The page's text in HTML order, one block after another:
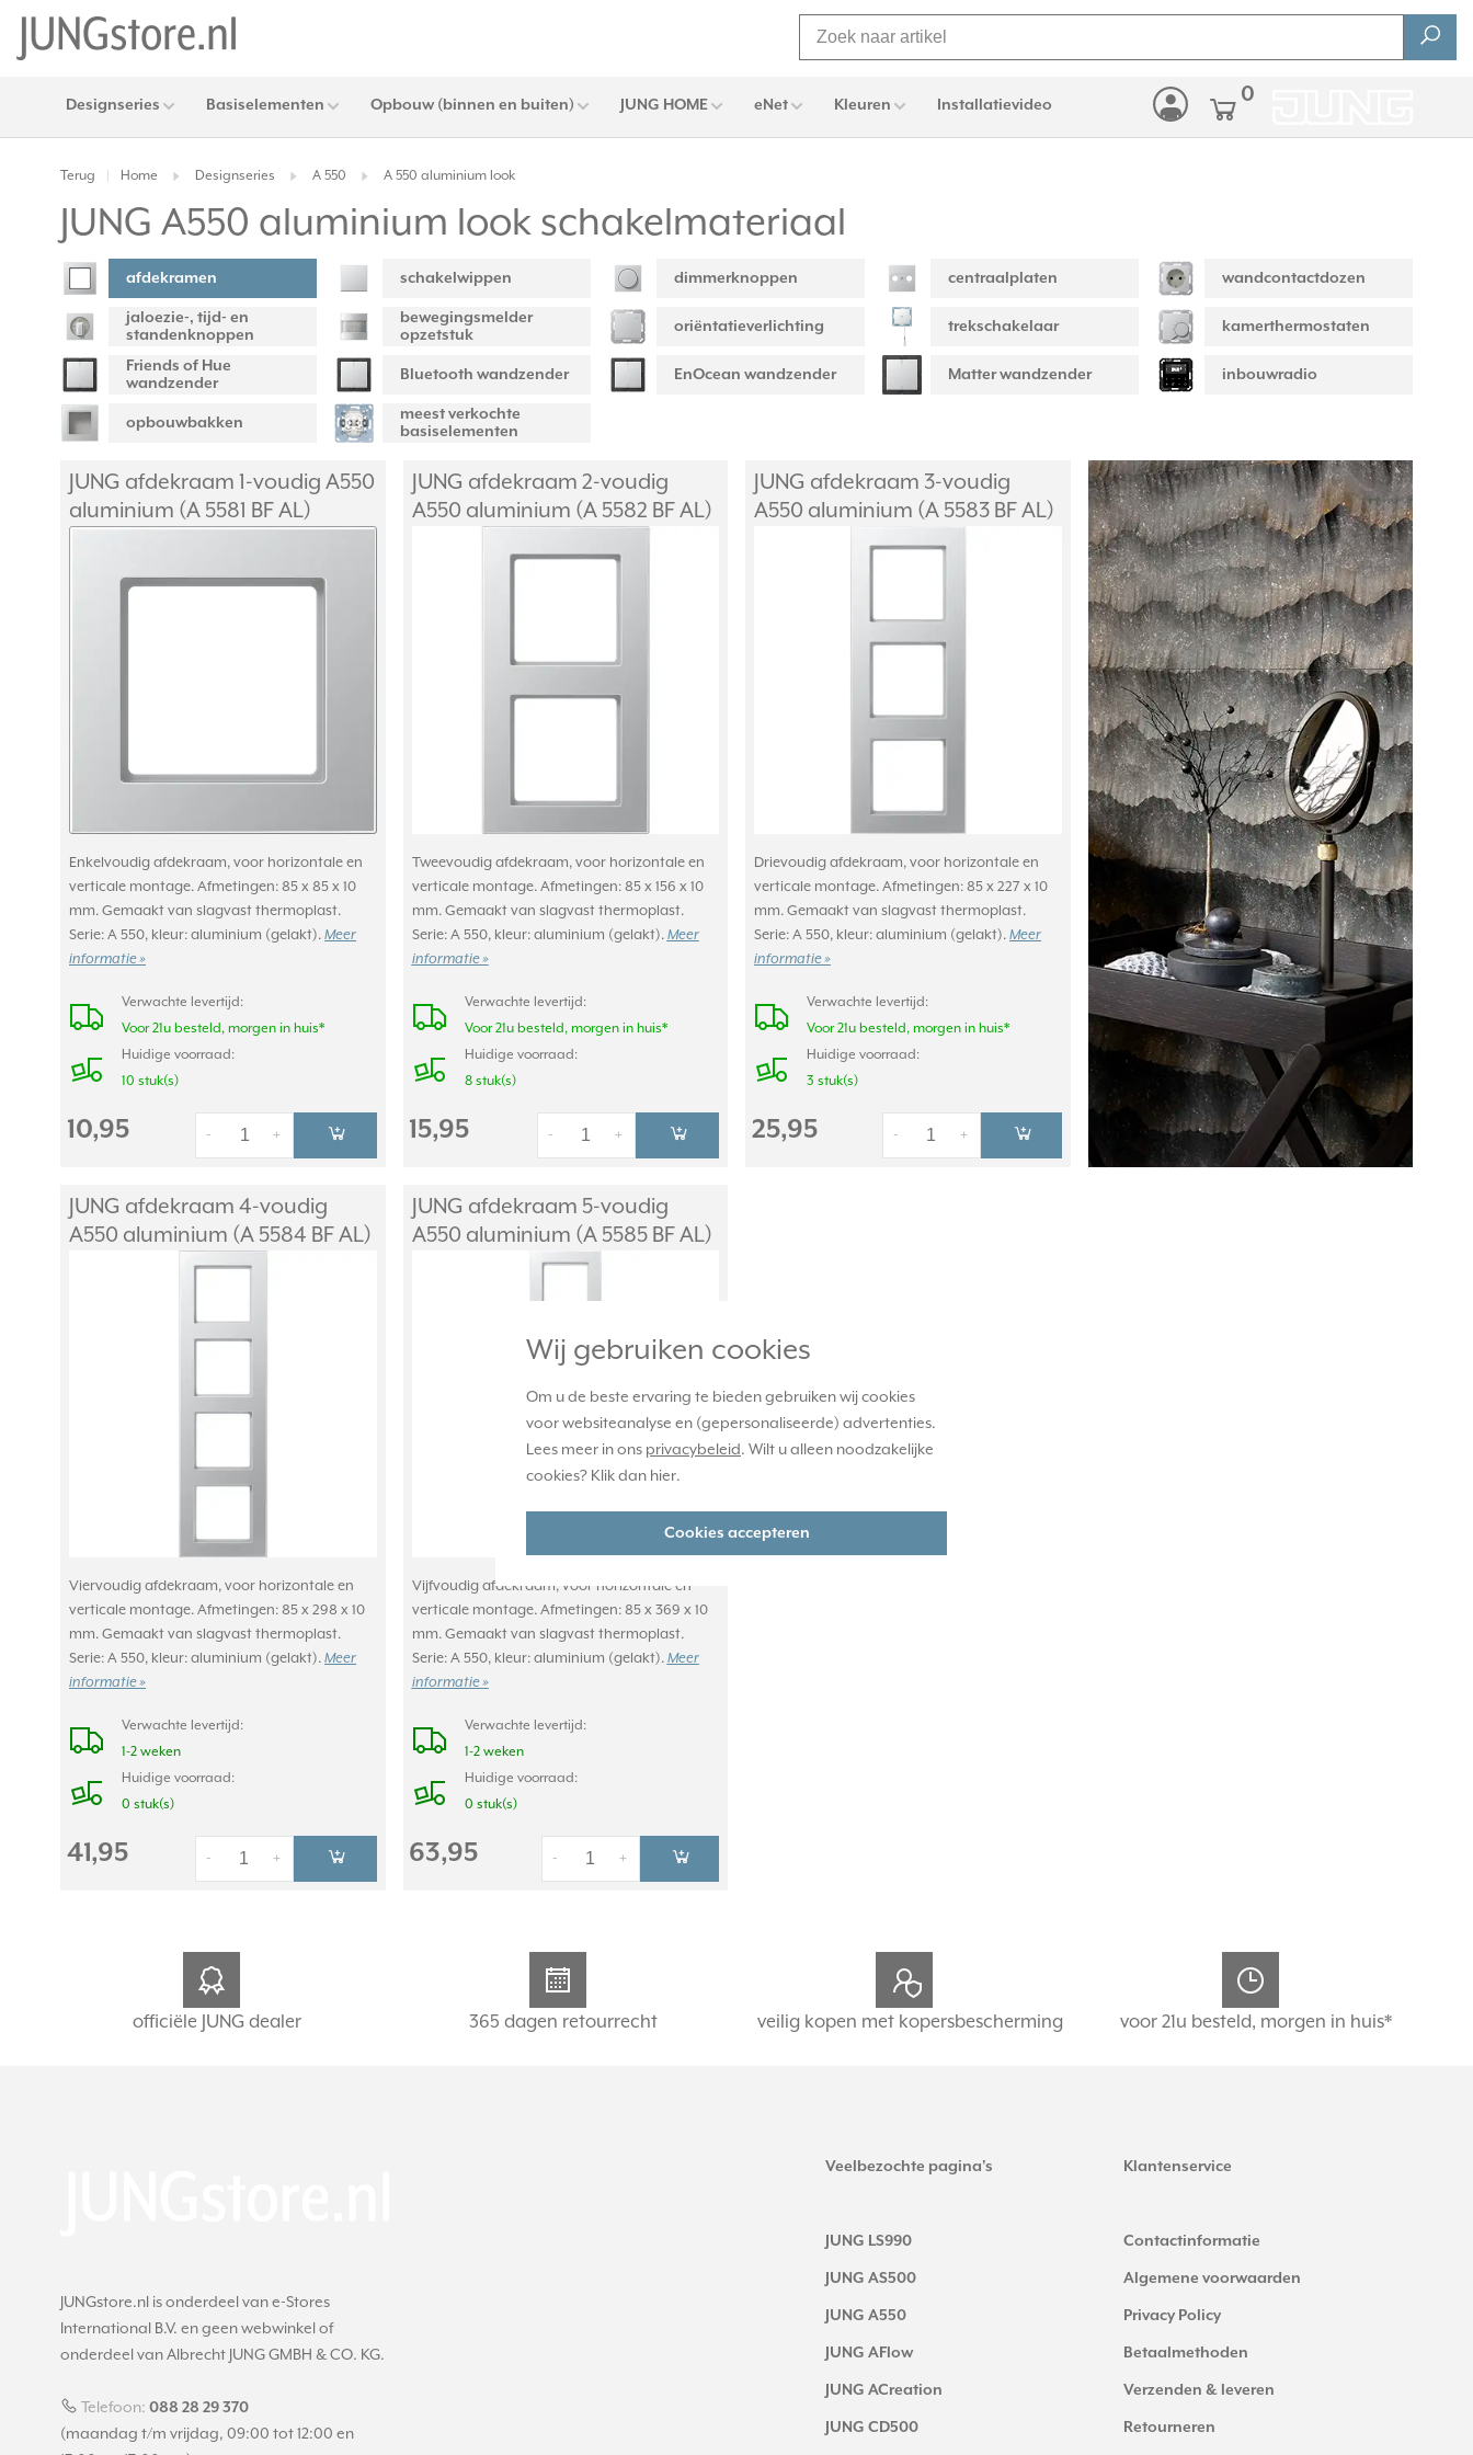
Wij gebruiken cookies
Om u de beste ervaring te bieden gebruiken wij cookies
voor websiteanalyse en (gepersonaliseerde) advertenties.
Lees meer in ons privacybeleid. Wilt u alleen noodzakelijke
cookies? Klik dan hier.
Cookies accepteren
Designseries Basiselementen Opbouw (binnen en buiten) JUNG HOME eNet Kleuren Installatievideo 0
Terug Home Designseries A 550 A 550 aluminium look
JUNG A550 aluminium look schakelmateriaal
afdekramen schakelwippen dimmerknoppen centraalplaten wandcontactdozen
jaloezie-, tijd- en
standenknoppen
bewegingsmelder
opzetstuk
oriëntatieverlichting trekschakelaar kamerthermostaten
Friends of Hue
wandzender
Bluetooth wandzender EnOcean wandzender Matter wandzender inbouwradio
opbouwbakken
meest verkochte
basiselementen
JUNG afdekraam 1-voudig A550
aluminium (A 5581 BF AL)
Enkelvoudig afdekraam, voor horizontale en
verticale montage. Afmetingen: 85 x 85 x 10
mm. Gemaakt van slagvast thermoplast.
Serie: A 550, kleur: aluminium (gelakt). Meer
informatie »
Verwachte levertijd:
Voor 21u besteld, morgen in huis*
Huidige voorraad:
10 stuk(s)
10,95 +
-
JUNG afdekraam 2-voudig
A550 aluminium (A 5582 BF AL)
Tweevoudig afdekraam, voor horizontale en
verticale montage. Afmetingen: 85 x 156 x 10
mm. Gemaakt van slagvast thermoplast.
Serie: A 550, kleur: aluminium (gelakt). Meer
informatie »
Verwachte levertijd:
Voor 21u besteld, morgen in huis*
Huidige voorraad:
8 stuk(s)
15,95 +
-
JUNG afdekraam 3-voudig
A550 aluminium (A 5583 BF AL)
Drievoudig afdekraam, voor horizontale en
verticale montage. Afmetingen: 85 x 227 x 10
mm. Gemaakt van slagvast thermoplast.
Serie: A 550, kleur: aluminium (gelakt). Meer
informatie »
Verwachte levertijd:
Voor 21u besteld, morgen in huis*
Huidige voorraad:
3 stuk(s)
25,95 +
-
JUNG afdekraam 4-voudig
A550 aluminium (A 5584 BF AL)
Viervoudig afdekraam, voor horizontale en
verticale montage. Afmetingen: 85 x 298 x 10
mm. Gemaakt van slagvast thermoplast.
Serie: A 550, kleur: aluminium (gelakt). Meer
informatie »
Verwachte levertijd:
1-2 weken
Huidige voorraad:
0 stuk(s)
41,95 +
-
JUNG afdekraam 5-voudig
A550 aluminium (A 5585 BF AL)
Vijfvoudig afdekraam, voor horizontale en
verticale montage. Afmetingen: 85 x 369 x 10
mm. Gemaakt van slagvast thermoplast.
Serie: A 550, kleur: aluminium (gelakt). Meer
informatie »
Verwachte levertijd:
1-2 weken
Huidige voorraad:
0 stuk(s)
63,95 +
-
officiële JUNG dealer 365 dagen retourrecht veilig kopen met kopersbescherming voor 21u besteld, morgen in huis*
JUNGstore.nl is onderdeel van e-Stores
International B.V. en geen webwinkel of
onderdeel van Albrecht JUNG GMBH & CO. KG.
Telefoon: 088 28 29 370
(maandag t/m vrijdag, 09:00 tot 12:00 en
Veelbezochte pagina's
JUNG LS990
JUNG AS500
JUNG A550
JUNG AFlow
JUNG ACreation
JUNG CD500
Klantenservice
Contactinformatie
Algemene voorwaarden
Privacy Policy
Betaalmethoden
Verzenden & leveren
Retourneren